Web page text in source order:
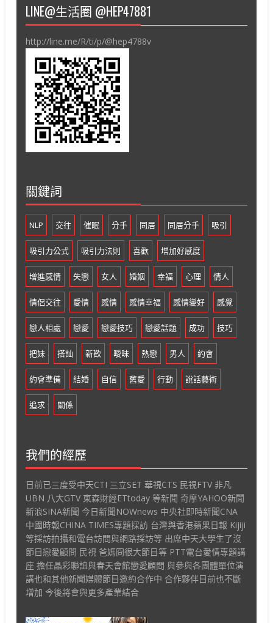
LINE@生活圈 @HEP47881
http://line.me/R/ti/p/@hep4788v
關鍵詞
NLP 交往 催眠 分手 同居 同居分手 吸引
吸引力公式 吸引力法則 喜歡 增加好感度
增進感情 失戀 女人 婚姻 幸福 心理 情人
情侶交往 愛情 感情 感情幸福 感情變好 感覺
戀人相處 戀愛 戀愛技巧 戀愛話題 成功 技巧
把妹 搭訕 新歡 曖昧 熱戀 男人 約會
約會準備 結婚 自信 舊愛 行動 說話藝術
追求 關係
我們的經歷
日前已三度受中天CTI 三立SET 華視CTS 民視FTV 非凡
UBN 八大GTV 東森財經ETtoday 等新聞 奇摩YAHOO新聞
新浪SINA新聞 今日新聞NOWnews 中央社即時新聞CNA
中國時報CHINA TIMES專題採訪 台灣與香港蘋果日報 Kijiji
等採訪拍攝和電台訪問與網路採訪等 出席中天大學生了沒
節目戀愛顧問 民視 爸媽冏很大節目等 PTT電台愛情專題講
座 擔任晶彩聯誼與春天會館戀愛顧問 與參與各團體單位演
講也和其他新聞媒體節目邀約合作中 合作夥伴目前也不斷
增加 今後將會與更多產業結合